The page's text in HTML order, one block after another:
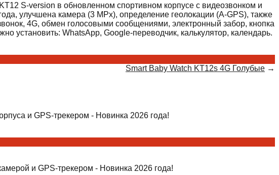
S-version в обновленном спортивном корпусе с видеозвонком и
улучшена камера (3 MPx), определение геолокации (A-GPS), также
4G, обмен голосовыми сообщениями, электронный забор, кнопка
установить: WhatsApp, Google-переводчик, калькулятор, календарь.
Smart Baby Watch KT12s 4G Голубые →
и GPS-трекером - Новинка 2026 года!
и GPS-трекером - Новинка 2026 года!